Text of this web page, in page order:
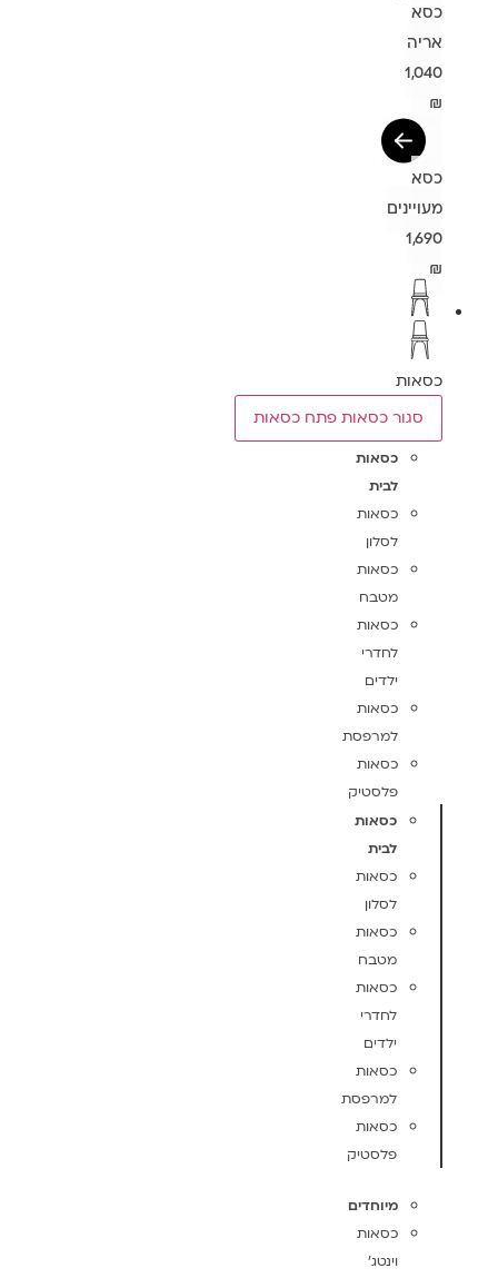
כסא
אריה
1,040
₪
כסא
מעויינים
1,690
₪
כסאות
סגור כסאות פתח כסאות
כסאות
לבית
כסאות
לסלון
כסאות
מטבח
כסאות
לחדרי
ילדים
כסאות
למרפסת
כסאות
פלסטיק
כסאות
לבית
כסאות
לסלון
כסאות
מטבח
כסאות
לחדרי
ילדים
כסאות
למרפסת
כסאות
פלסטיק
מיוחדים
כסאות
וינטג'